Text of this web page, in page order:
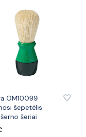
OM10099
šepetėlis
šeriai